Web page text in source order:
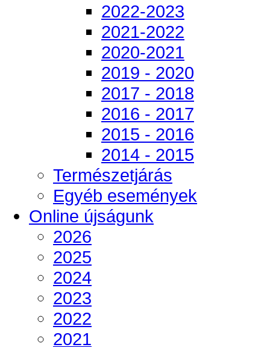
2022-2023
2021-2022
2020-2021
2019 - 2020
2017 - 2018
2016 - 2017
2015 - 2016
2014 - 2015
Természetjárás
Egyéb események
Online újságunk
2026
2025
2024
2023
2022
2021